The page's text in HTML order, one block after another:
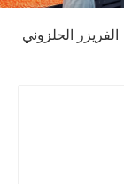
الفريزر الحلزوني